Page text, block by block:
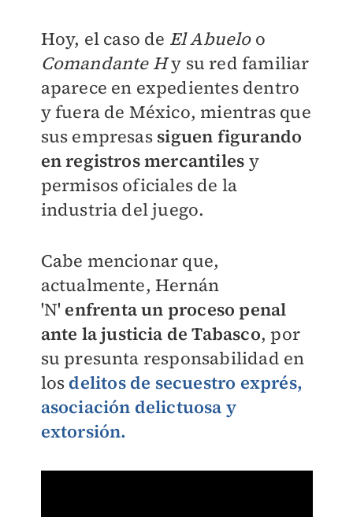
Hoy, el caso de El Abueloo
Comandante Hy su red familiar
aparece en expedientes dentro
y fuera de México, mientras que
sus empresas siguen figurando
en registros mercantiles y
permisos oficiales de la
industria del juego.
Cabe mencionar que,
actualmente, Hernán
'N' enfrenta un proceso penal
ante la justicia de Tabasco, por
su presunta responsabilidad en
los delitos de secuestro exprés,
asociación delictuosa y
extorsión.